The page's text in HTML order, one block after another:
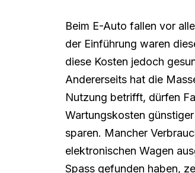
Beim E-Auto fallen vor
der Einführung waren
diese Kosten jedoch
Andererseits hat die
Nutzung betrifft, dürfen
Wartungskosten
sparen. Mancher
elektronischen Wagen
Spass gefunden haben,